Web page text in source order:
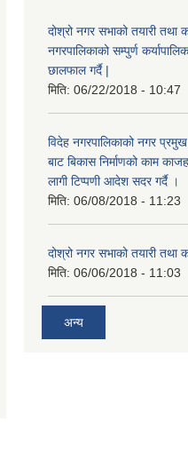
दोश्रो नगर सभाको तयारी तथा
नगरपालिकाको सम्पुर्ण
छालफाल गर्दै |
मिति: 06/22/2018 - 10:47
विदेह नगरपालिकाको नगर
बाट बिकास निर्माणको काम
लागी टिप्पणी आदेश सदर गर्दै ।
मिति: 06/08/2018 - 11:23
दोश्रो नगर सभाको तयारी तथा
मिति: 06/06/2018 - 11:03
अन्य